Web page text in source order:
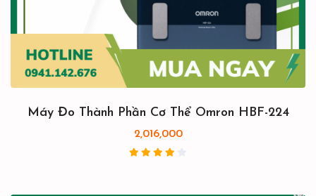
Máy Đo Thành Phần Cơ Thể Omron HBF-224
2,016,000